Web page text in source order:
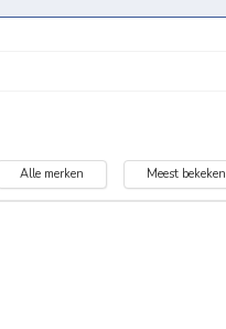
Alle merken Meest bekeken